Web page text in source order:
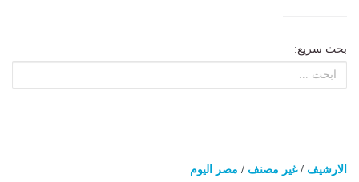
بحث سريع:
الارشيف /غير مصنف / مصر اليوم